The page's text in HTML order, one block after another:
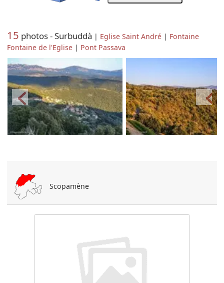
15 photos - Surbuddà | Eglise Saint André | Fontaine
Fontaine de l'Eglise | Pont Passava
Scopamène